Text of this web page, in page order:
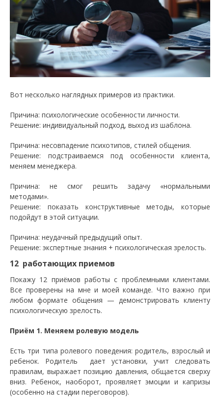
Вот несколько наглядных примеров из практики.
Причина: психологические особенности личности.
Решение: индивидуальный подход, выход из шаблона.
Причина: несовпадение психотипов, стилей общения.
Решение: подстраиваемся под особенности клиента,
меняем менеджера.
Причина: не смог решить задачу «нормальными
методами».
Решение: показать конструктивные методы, которые
подойдут в этой ситуации.
Причина: неудачный предыдущий опыт.
Решение: экспертные знания + психологическая зрелость.
12 работающих приемов
Покажу 12 приёмов работы с проблемными клиентами.
Все проверены на мне и моей команде. Что важно при
любом формате общения — демонстрировать клиенту
психологическую зрелость.
Приём 1. Меняем ролевую модель
Есть три типа ролевого поведения: родитель, взрослый и
ребенок. Родитель дает установки, учит следовать
правилам, выражает позицию давления, общается сверху
вниз. Ребенок, наоборот, проявляет эмоции и капризы
(особенно на стадии переговоров).